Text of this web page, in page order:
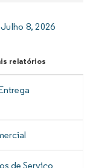
Julho 8, 2026
relatórios
de Serviço